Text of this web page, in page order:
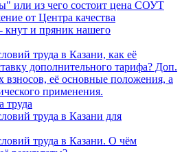
или из чего состоит цена СОУТ
от Центра качества
кнут и пряник нашего
труда в Казани, как её
дополнительного тарифа? Доп.
взносов, её основные положения, а
применения.
труда
труда в Казани для
труда в Казани. О чём